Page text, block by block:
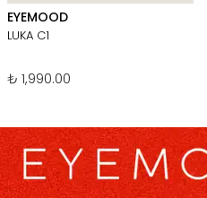
EYEMOOD
LUKA C1
₺ 1,990.00